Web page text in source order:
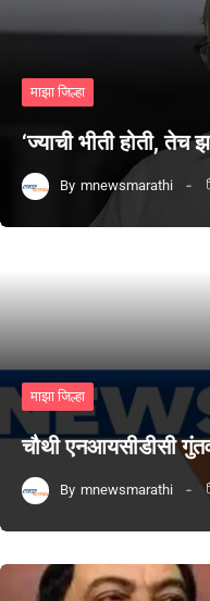
माझा जिल्हा
‘ज्याची भीती होती,
By mnewsmarathi
माझा जिल्हा
चौथी एनआयसीडीसी
By mnewsmarathi